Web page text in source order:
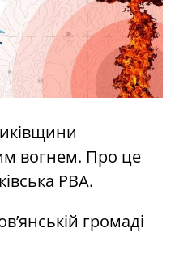
вогнем. Про це
РВА.
громаді